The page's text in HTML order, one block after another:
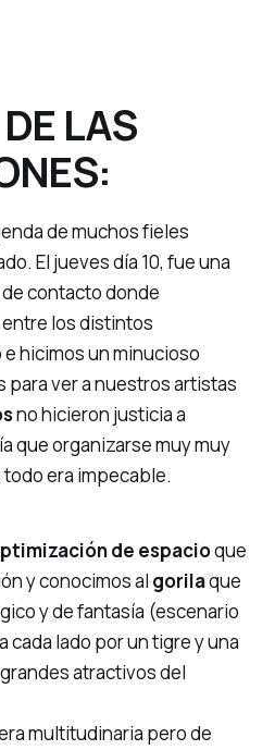
LAS
de muchos fieles
El jueves día 10, fue una
contacto donde
los distintos
hicimos un minucioso
para ver a nuestros artistas
no hicieron justicia a
que organizarse muy muy
era impecable.
de espacioque
y conocimos al gorilaque
y de fantasía (escenario
lado por un tigre y una
atractivos del
multitudinaria pero de